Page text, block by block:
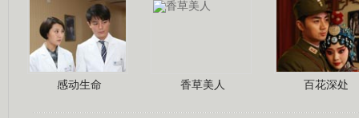
感动生命 香草美人 百花深处